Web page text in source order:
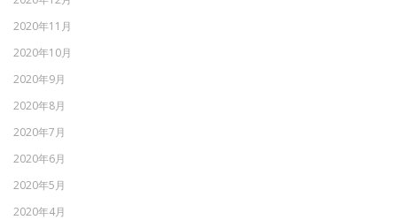
2020年11月
2020年10月
2020年9月
2020年8月
2020年7月
2020年6月
2020年5月
2020年4月